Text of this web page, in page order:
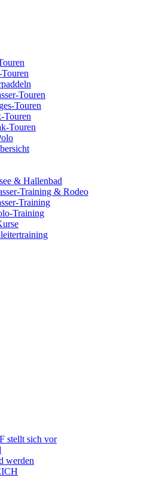
Touren
Touren
Touren
Touren
& Hallenbad
Training & Rodeo
Training
Training
stellt sich vor
werden